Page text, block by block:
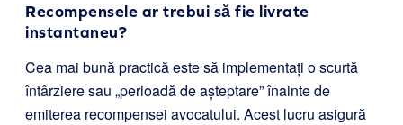
Recompensele ar trebui să fie livrate
instantaneu?
Cea mai bună practică este să implementați o scurtă
întârziere sau „perioadă de așteptare” înainte de
emiterea recompensei avocatului. Acest lucru asigură